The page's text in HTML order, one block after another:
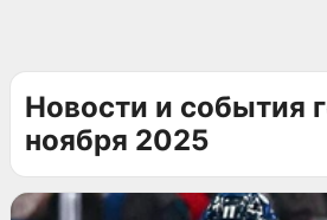
Новости и события
ноября 2025